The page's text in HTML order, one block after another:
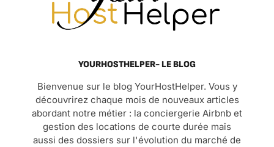
YOURHOSTHELPER- LE BLOG
Bienvenue sur le blog YourHostHelper. Vous y
découvrirez chaque mois de nouveaux articles
abordant notre métier : la conciergerie Airbnb et
gestion des locations de courte durée mais
aussi des dossiers sur l'évolution du marché de